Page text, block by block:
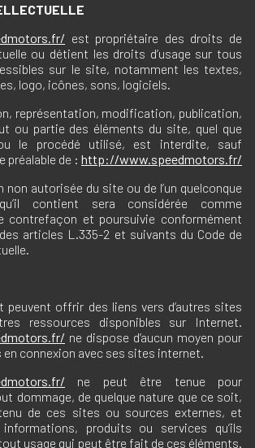
est propriétaire des droits de
ou détient les droits d’usage sur tous
sur le site, notamment les textes,
logo, icônes, sons, logiciels.
représentation, modification, publication,
ou partie des éléments du site, quel que
le procédé utilisé, est interdite, sauf
de : http://www.speedmotors.fr/
autorisée du site ou de l’un quelconque
contient sera considérée comme
contrefaçon et poursuivie conformément
articles L.335-2 et suivants du Code de
offrir des liens vers d’autres sites
ressources disponibles sur Internet.
ne dispose d’aucun moyen pour
connexion avec ses sites internet.
ne peut être tenue pour
dommage, de quelque nature que ce soit,
de ces sites ou sources externes, et
produits ou services qu’ils
usage qui peut être fait de ces éléments.